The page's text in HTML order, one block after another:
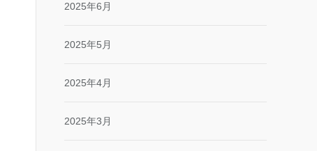
2025年6月
2025年5月
2025年4月
2025年3月